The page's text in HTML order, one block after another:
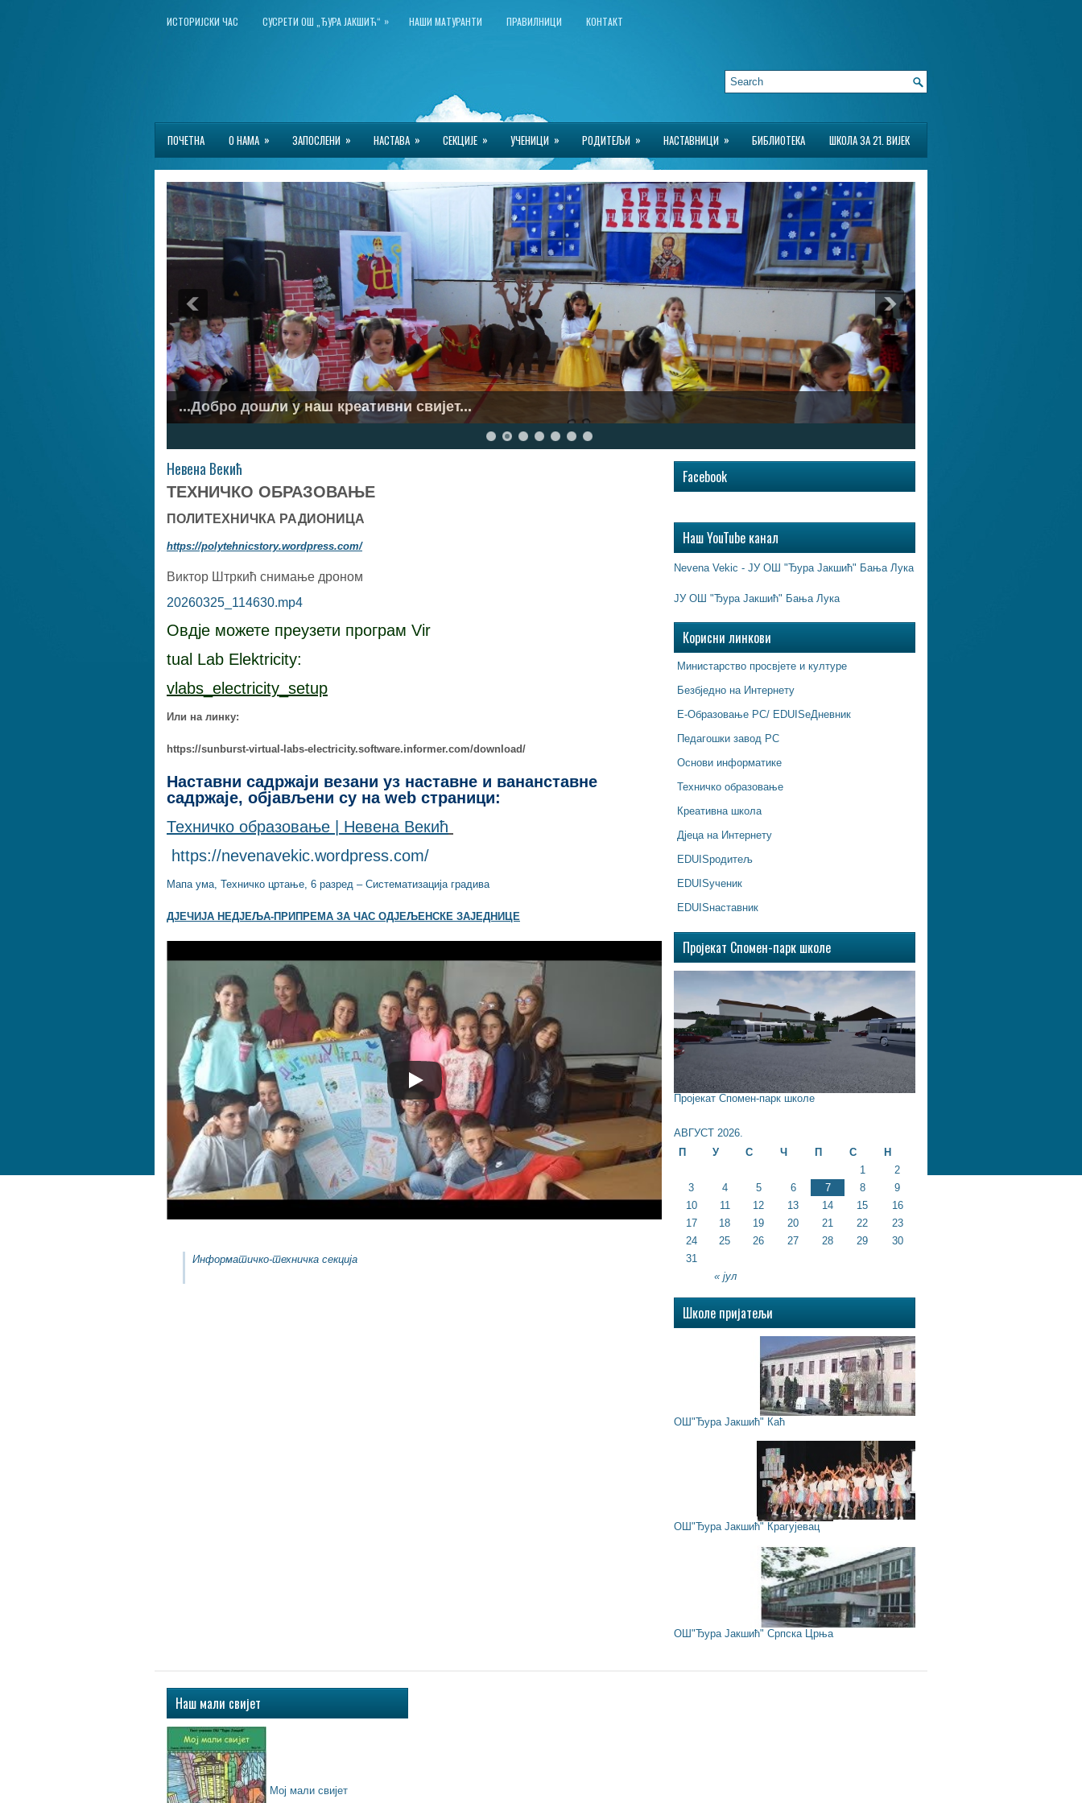
ИСТОРИЈСКИ ЧАС СУСРЕТИ ОШ „ЂУРА ЈАКШИЋ“ » НАШИ МАТУРАНТИ ПРАВИЛНИЦИ КОНТАКТ
ПОЧЕТНА О НАМА » ЗАПОСЛЕНИ » НАСТАВА » СЕКЦИЈЕ » УЧЕНИЦИ » РОДИТЕЉИ » НАСТАВНИЦИ » БИБЛИОТЕКА ШКОЛА ЗА 21. ВИЈЕК
...Добро дошли у наш креативни свијет...
...Ускликнимо с љубављу...
Невена Векић
ТЕХНИЧКО ОБРАЗОВАЊЕ
ПОЛИТЕХНИЧКА РАДИОНИЦА
https://polytehnicstory.wordpress.com/
Виктор Штркић снимање дроном
20260325_114630.mp4
Овдје можете преузети програм Vir
tual Lab Elektricity:
vlabs_electricity_setup
Или на линку:
https://sunburst-virtual-labs-electricity.software.informer.com/download/
Наставни садржаји везани уз наставне и вананставне
садржаје, објављени су на web страници:
Техничко образовање | Невена Векић
https://nevenavekic.wordpress.com/
Мапа ума, Техничко цртање, 6 разред – Систематизација градива
ДЈЕЧИЈА НЕДЈЕЉА-ПРИПРЕМА ЗА ЧАС ОДЈЕЉЕНСКЕ ЗАЈЕДНИЦЕ
Информатичко-техничка секција
Facebook
Наш YouTube канал
Nevena Vekic - ЈУ ОШ "Ђура Јакшић" Бања Лука
ЈУ ОШ "Ђура Јакшић" Бања Лука
Корисни линкови
Министарство просвјете и културе
Безбједно на Интернету
Е-Образовање РС/ EDUISeДневник
Педагошки завод РС
Основи информатике
Техничко образовање
Креативна школа
Дјеца на Интернету
EDUISродитељ
EDUISученик
EDUISнаставник
Пројекат Спомен-парк школе
Пројекат Спомен-парк школе
АВГУСТ 2026.
П
У С Ч П С Н
« јул
1
2
3
4 5 6 7 8
9
10
11 12 13 14 15
16
17
18 19 20 21 22
23
24
25 26 27 28 29
30
31
Школе пријатељи
ОШ"Ђура Јакшић" Каћ
ОШ"Ђура Јакшић" Крагујевац
ОШ"Ђура Јакшић" Српска Црња
Наш мали свијет
Мој мали свијет